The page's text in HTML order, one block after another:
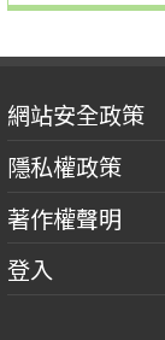
網站安全政策
隱私權政策
著作權聲明
登入